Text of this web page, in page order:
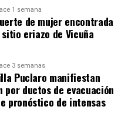
1 semana
de mujer encontrada
eriazo de Vicuña
3 semanas
Puclaro manifiestan
por ductos de evacuación
pronóstico de intensas